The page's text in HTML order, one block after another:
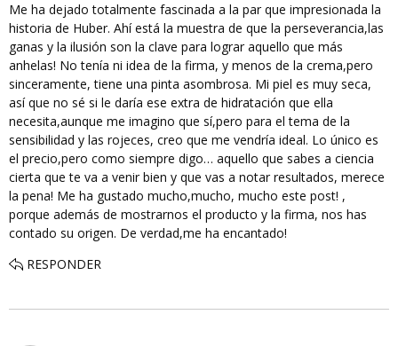
Me ha dejado totalmente fascinada a la par que impresionada la
historia de Huber. Ahí está la muestra de que la perseverancia,las
ganas y la ilusión son la clave para lograr aquello que más
anhelas! No tenía ni idea de la firma, y menos de la crema,pero
sinceramente, tiene una pinta asombrosa. Mi piel es muy seca,
así que no sé si le daría ese extra de hidratación que ella
necesita,aunque me imagino que sí,pero para el tema de la
sensibilidad y las rojeces, creo que me vendría ideal. Lo único es
el precio,pero como siempre digo… aquello que sabes a ciencia
cierta que te va a venir bien y que vas a notar resultados, merece
la pena! Me ha gustado mucho,mucho, mucho este post! ,
porque además de mostrarnos el producto y la firma, nos has
contado su origen. De verdad,me ha encantado!
RESPONDER